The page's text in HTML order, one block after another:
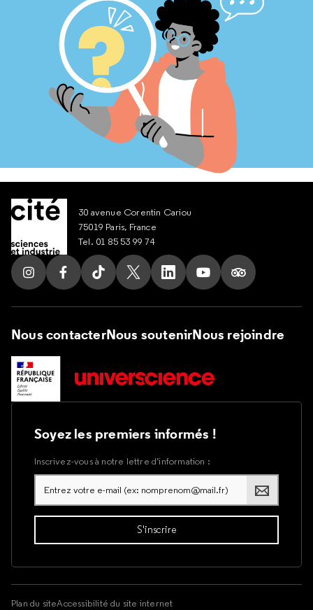
30 avenue Corentin Cariou
75019 Paris, France
Tel. 01 85 53 99 74
Suivez nous sur Instagram
Suivez nous sur Facebook
Suivez nous sur Tik Tok
Suivez nous sur X
Suivez nous sur LinkedIn
Suivez nous sur
Suivez nous
Nous contacterNous soutenirNous rejoindre
Soyez les premiers informés !
Inscrivez-vous à notre lettre d’information :
Plan du siteAccessibilité du site internet